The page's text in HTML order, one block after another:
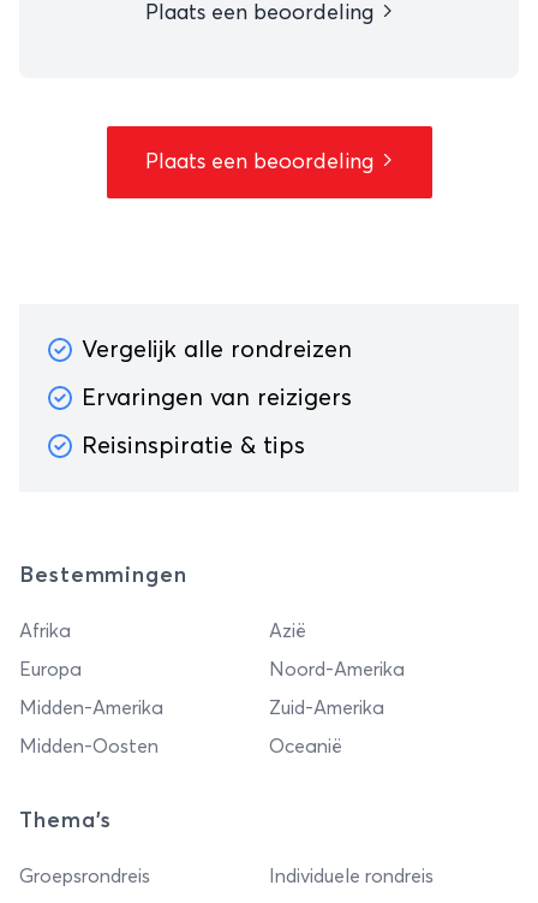
Plaats een beoordeling
Plaats een beoordeling
Vergelijk alle rondreizen
Ervaringen van reizigers
Reisinspiratie & tips
Bestemmingen
Afrika
Azië
Europa
Noord-Amerika
Midden-Amerika
Zuid-Amerika
Midden-Oosten
Oceanië
Thema's
Groepsrondreis
Individuele rondreis